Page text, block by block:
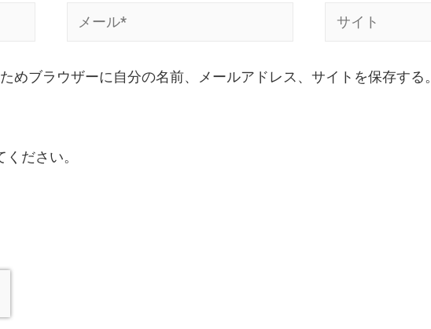
めブラウザーに自分の名前、メールアドレス、サイトを保存する。
ださい。